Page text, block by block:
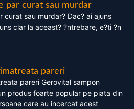
par curat sau murdar
curat sau murdar? Dac? ai ajuns
clar la aceast? ?ntrebare, e?ti ?n
pareri
pareri Gerovital sampon
produs foarte popular pe piata din
care au incercat acest